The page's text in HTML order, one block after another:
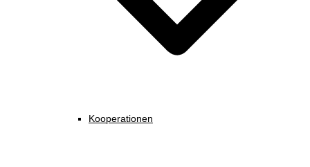
Kooperationen